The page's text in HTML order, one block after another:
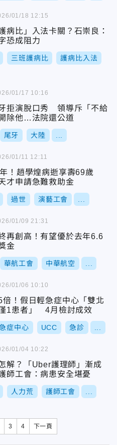
病比」入法卡關？石崇良：
恐成阻力
三班護病比 護病比入法
01/18 12:15
拒演脫口秀 領導斥「不給
除他…法院還公道
尾牙 大陸
01/17 10:16
！趙學煌病逝享壽69歲
才申請急難救助金
過世 演藝工會
01/11 12:11
再創高！有望優於去年6.6
金
華航工會 中華航空
01/09 21:31
倍！假日輕急症中心「雙北
1患者」 4月檢討成效
症中心 UCC 急診
01/06 10:10
解？「Uber護理師」漸成
工會：病患安全堪憂
人力荒 護師工會
01/04 10:22
3 4 下一頁